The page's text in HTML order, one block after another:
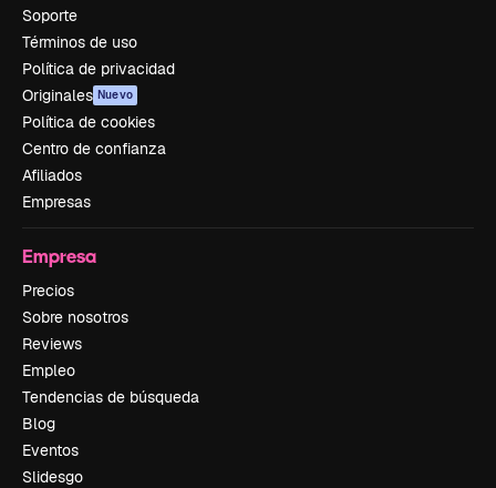
Soporte
Términos de uso
Política de privacidad
Originales Nuevo
Política de cookies
Centro de confianza
Afiliados
Empresas
Empresa
Precios
Sobre nosotros
Reviews
Empleo
Tendencias de búsqueda
Blog
Eventos
Slidesgo